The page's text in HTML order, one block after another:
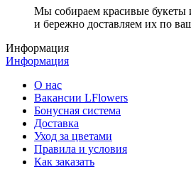
Мы собираем красивые букеты
и бережно доставляем их по
Информация
Информация
О нас
Вакансии LFlowers
Бонусная система
Доставка
Уход за цветами
Правила и условия
Как заказать